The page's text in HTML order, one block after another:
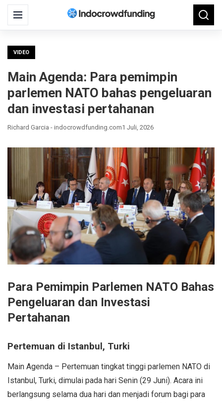
Menu
Search
for:
VIDEO
Main Agenda: Para pemimpin
parlemen NATO bahas pengeluaran
dan investasi pertahanan
Richard Garcia - indocrowdfunding.com1 Juli, 2026
Para Pemimpin Parlemen NATO Bahas
Pengeluaran dan Investasi
Pertahanan
Pertemuan di Istanbul, Turki
Main Agenda – Pertemuan tingkat tinggi parlemen NATO di
Istanbul, Turki, dimulai pada hari Senin (29 Juni). Acara ini
berlangsung selama dua hari dan menjadi forum bagi para